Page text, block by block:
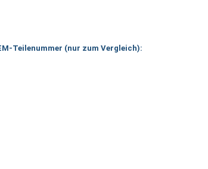
Teilenummer (nur zum Vergleich):